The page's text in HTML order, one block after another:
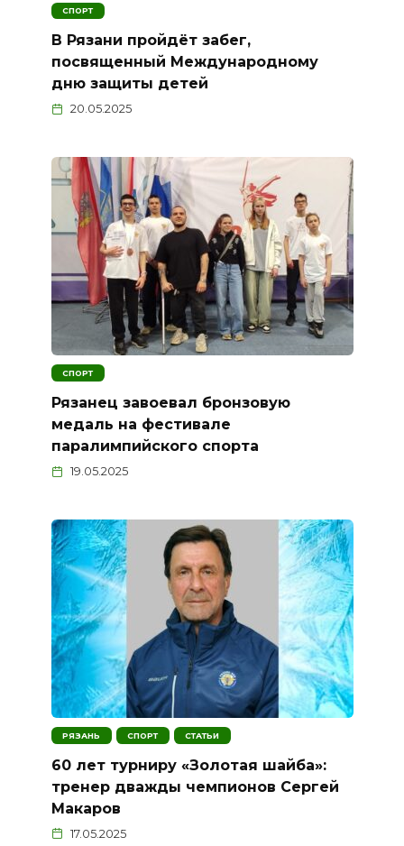
СПОРТ
В Рязани пройдёт забег,
посвященный Международному
дню защиты детей
20.05.2025
СПОРТ
Рязанец завоевал бронзовую
медаль на фестивале
паралимпийского спорта
19.05.2025
РЯЗАНЬ СПОРТ СТАТЬИ
60 лет турниру «Золотая шайба»:
тренер дважды чемпионов Сергей
Макаров
17.05.2025